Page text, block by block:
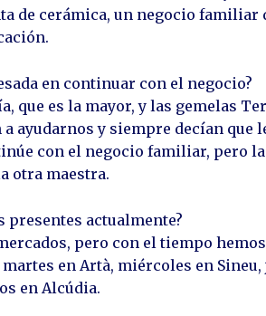
de cerámica, un negocio familiar
en continuar con el negocio?
que es la mayor, y las gemelas
ayudarnos y siempre decían que
con el negocio familiar, pero
otra maestra.
presentes actualmente?
pero con el tiempo
en Artà, miércoles en Sineu,
en Alcúdia.